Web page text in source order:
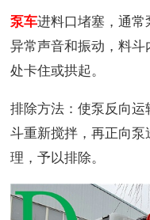
泵车进料口堵塞，通
异常声音和振动，料
处卡住或拱起。
排除方法：使泵反向
斗重新搅拌，再正向
理，予以排除。